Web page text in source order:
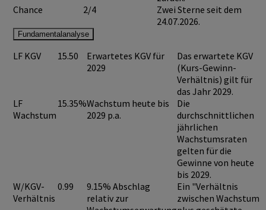
Chance
2/4
Zwei Sterne seit dem
24.07.2026.
Fundamentalanalyse
LF KGV 15.50
Erwartetes KGV für
2029
Das erwartete KGV
(Kurs-Gewinn-
Verhältnis) gilt für
das Jahr 2029.
LF
Wachstum
15.35%Wachstum heute bis
2029 p.a.
Die
durchschnittlichen
jährlichen
Wachstumsraten
gelten für die
Gewinne von heute
bis 2029.
W/KGV-
Verhältnis
0.99
9.15% Abschlag
relativ zur
Ein "Verhältnis
zwischen Wachstum